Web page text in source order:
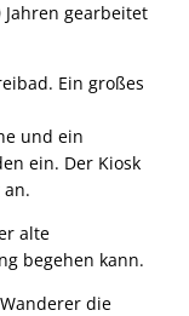
gearbeitet
Ein großes
und ein
ein. Der Kiosk
alte
begehen kann.
die